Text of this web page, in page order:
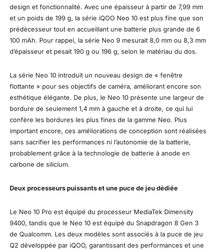
design et fonctionnalité. Avec une épaisseur à partir de 7,99 mm
et un poids de 199 g, la série iQOO Neo 10 est plus fine que son
prédécesseur tout en accueillant une batterie plus grande de 6
100 mAh. Pour rappel, la série Neo 9 mesurait 8,0 mm ou 8,3 mm
d’épaisseur et pesait 190 g ou 196 g, selon le matériau du dos.
La série Neo 10 introduit un nouveau design de « fenêtre
flottante » pour ses objectifs de caméra, améliorant encore son
esthétique élégante. De plus, le Neo 10 présente une largeur de
bordure de seulement 1,4 mm à gauche et à droite, ce qui lui
confère les bordures les plus fines de la gamme Neo. Plus
important encore, ces améliorations de conception sont réalisées
sans sacrifier les performances ni l’autonomie de la batterie,
probablement grâce à la technologie de batterie à anode en
carbone de silicium.
Deux processeurs puissants et une puce de jeu dédiée
Le Neo 10 Pro est équipé du processeur MediaTek Dimensity
9400, tandis que le Neo 10 est équipé du Snapdragon 8 Gen 3
de Qualcomm. Les deux modèles sont associés à la puce de jeu
Q2 développée par iQOO, garantissant des performances et une